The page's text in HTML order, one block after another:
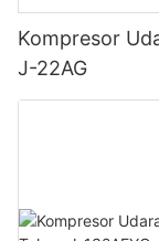
Kompresor
J-22AG